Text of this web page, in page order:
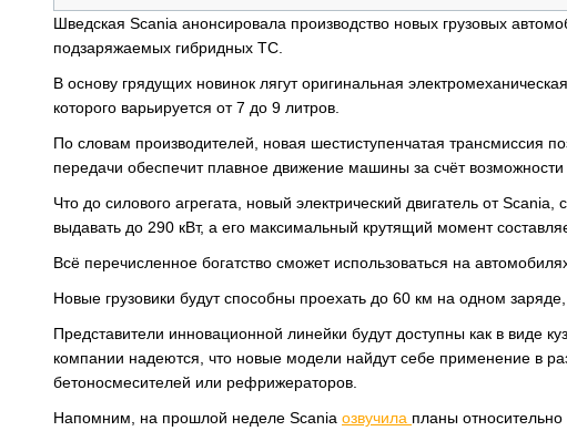
ИСПЫТАТЕЛИ
ТЕХНОЛОГИИ
ДОРОЖНАЯ ИНДУСТРИЯ
СЕРВИСМЕНЫ
Шведская Scania анонсировала производство новых грузовых
подзаряжаемых гибридных ТС.
В основу грядущих новинок лягут оригинальная
которого варьируется от 7 до 9 литров.
По словам производителей, новая шестиступенчатая трансмиссия
передачи обеспечит плавное движение машины за счёт
Что до силового агрегата, новый электрический двигатель от
выдавать до 290 кВт, а его максимальный крутящий момент
Всё перечисленное богатство сможет использоваться на
Новые грузовики будут способны проехать до 60 км на одном
Представители инновационной линейки будут доступны как в виде
компании надеются, что новые модели найдут себе применение в
бетоносмесителей или рефрижераторов.
Напомним, на прошлой неделе Scania озвучила планы